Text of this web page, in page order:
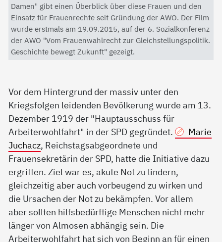
Damen" gibt einen Überblick über diese Frauen und den
Einsatz für Frauenrechte seit Gründung der AWO. Der Film
wurde erstmals am 19.09.2015, auf der 6. Sozialkonferenz
der AWO "Vom Frauenwahlrecht zur Gleichstellungspolitik.
Geschichte bewegt Zukunft" gezeigt.
Vor dem Hintergrund der massiv unter den
Kriegsfolgen leidenden Bevölkerung wurde am 13.
Dezember 1919 der "Hauptausschuss für
Arbeiterwohlfahrt" in der SPD gegründet.
Marie
Juchacz, Reichstagsabgeordnete und
Frauensekretärin der SPD, hatte die Initiative dazu
ergriffen. Ziel war es, akute Not zu lindern,
gleichzeitig aber auch vorbeugend zu wirken und
die Ursachen der Not zu bekämpfen. Vor allem
aber sollten hilfsbedürftige Menschen nicht mehr
länger von Almosen abhängig sein. Die
Arbeiterwohlfahrt hat sich von Beginn an für einen